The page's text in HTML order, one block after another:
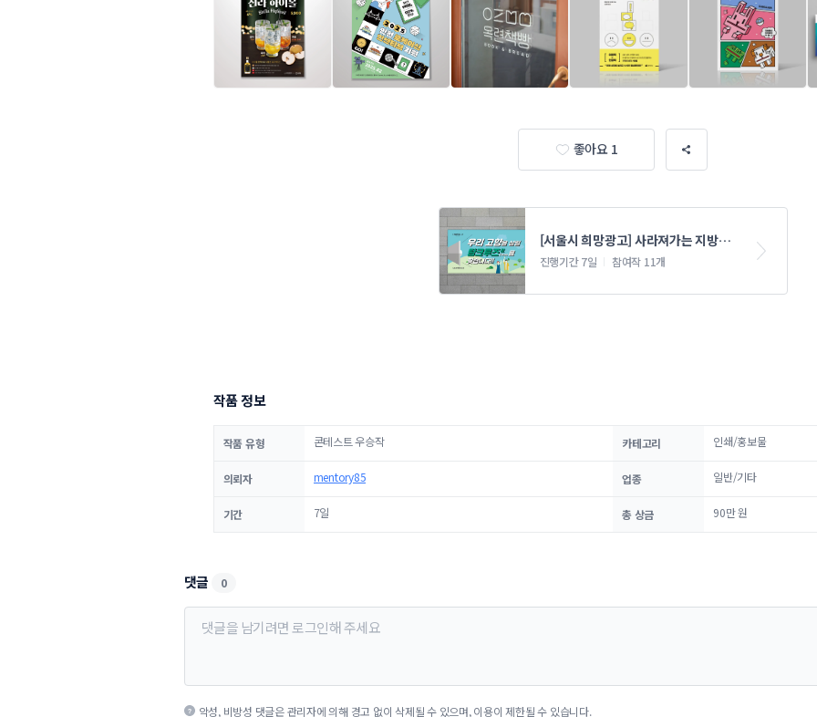
좋아요 1
[서울시 희망광고] 사라져가는 지방을
위한 도시청년들의 할 일
진행기간 7일 참여작 11개
작품 정보
작품 유형 콘테스트 우승작
의뢰자 mentory85
기간 7일
카테고리 인쇄/홍보물
업종 일반/기타
총 상금 90만 원
댓글 0
악성, 비방성 댓글은 관리자에 의해 경고 없이 삭제될 수 있으며, 이용이 제한될 수 있습니다.